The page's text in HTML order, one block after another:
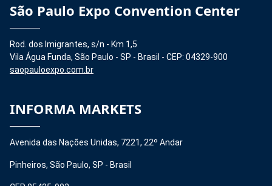
São Paulo Expo Convention Center
Rod. dos Imigrantes, s/n - Km 1,5
Vila Água Funda, São Paulo - SP - Brasil - CEP: 04329-900
saopauloexpo.com.br
INFORMA MARKETS
Avenida das Nações Unidas, 7221, 22º Andar
Pinheiros, São Paulo, SP - Brasil